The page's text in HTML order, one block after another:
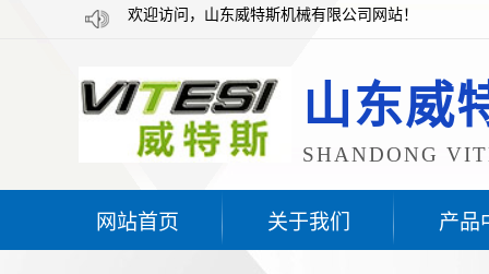
欢迎访问，山东威特斯机械有限公司网站！
山东威
SHANDONG
网站首页 关于我们 产品